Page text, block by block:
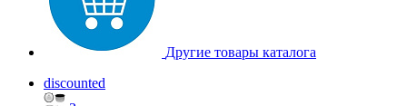
Другие товары каталога
discounted